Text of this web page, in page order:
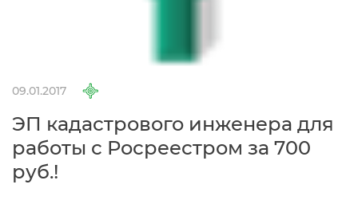
09.01.2017
ЭП кадастрового инженера для
работы с Росреестром за 700
руб.!